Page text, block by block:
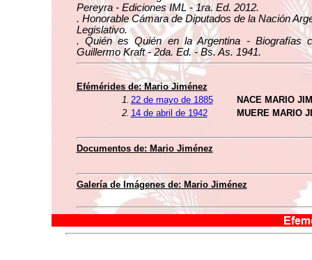
Pereyra - Ediciones IML - 1ra. Ed. 2012.
. Honorable Cámara de Diputados de la Nación
Legislativo.
. Quién es Quién en la Argentina - Biografías
Guillermo Kraft - 2da. Ed. - Bs. As. 1941.
Efémérides de: Mario Jiménez
1. 22 de mayo de 1885
NACE MARIO
2. 14 de abril de 1942 MUERE MARIO
Documentos de: Mario Jiménez
Galería de Imágenes de: Mario Jiménez